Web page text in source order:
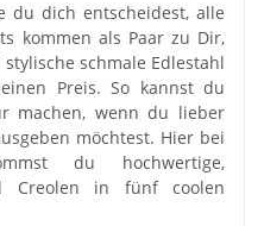
du dich entscheidest, alle
kommen als Paar zu Dir,
schmale Edlestahl
Preis. So kannst du
machen, wenn du lieber
möchtest. Hier bei
du hochwertige,
Creolen in fünf coolen